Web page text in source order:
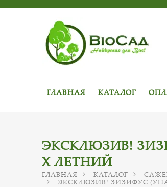
ГЛАВНАЯ КАТАЛОГ
ЭКСКЛЮЗИВ!
Х ЛЕТНИЙ
ГЛАВНАЯ КАТАЛОГ
ЭКСКЛЮЗИВ! ЗИЗИФУС